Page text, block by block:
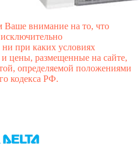
Ваше внимание на то, что
при каких условиях
цены, размещенные на сайте,
определяемой положениями
кодекса РФ.